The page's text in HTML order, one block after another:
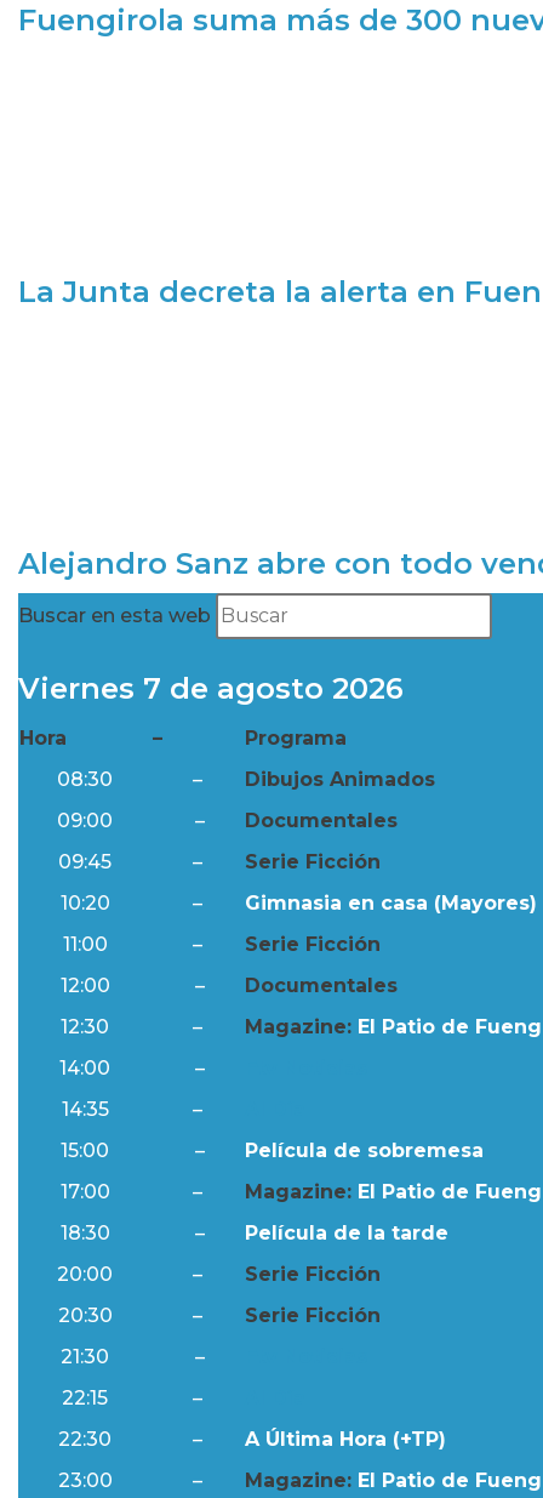
Fuengirola suma más de 300
La Junta decreta la alerta en
Alejandro Sanz abre con todo
Buscar en esta web
Viernes 7 de agosto 2026
Hora –
Programa
08:30
–
Dibujos Animados
09:00
–
Documentales
09:45
–
Serie Ficción
10:20
–
Gimnasia en casa (Mayores)
11:00
–
Serie Ficción
12:00
–
Documentales
12:30
– Magazine: El Patio de
14:00
–
14:35
–
15:00
–
Película de sobremesa
17:00
– Magazine: El Patio de
18:30
–
Película de la tarde
20:00
–
Serie Ficción
20:30
–
Serie Ficción
21:30
–
22:15
–
22:30
–
A Última Hora (+TP)
23:00
– Magazine: El Patio de